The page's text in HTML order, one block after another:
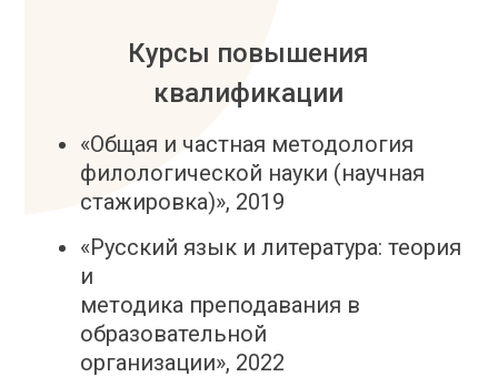
Курсы повышения
квалификации
«Общая и частная методология
филологической науки (научная
стажировка)», 2019
«Русский язык и литература: теория
и
методика преподавания в
образовательной
организации», 2022